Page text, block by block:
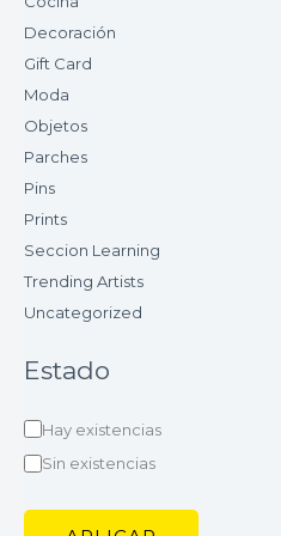
Decoración
Gift Card
Moda
Objetos
Parches
Pins
Prints
Seccion Learning
Trending Artists
Uncategorized
Estado
Hay existencias
Sin existencias